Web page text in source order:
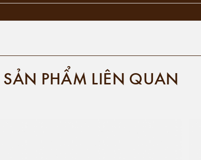
SẢN PHẨM LIÊN QUAN